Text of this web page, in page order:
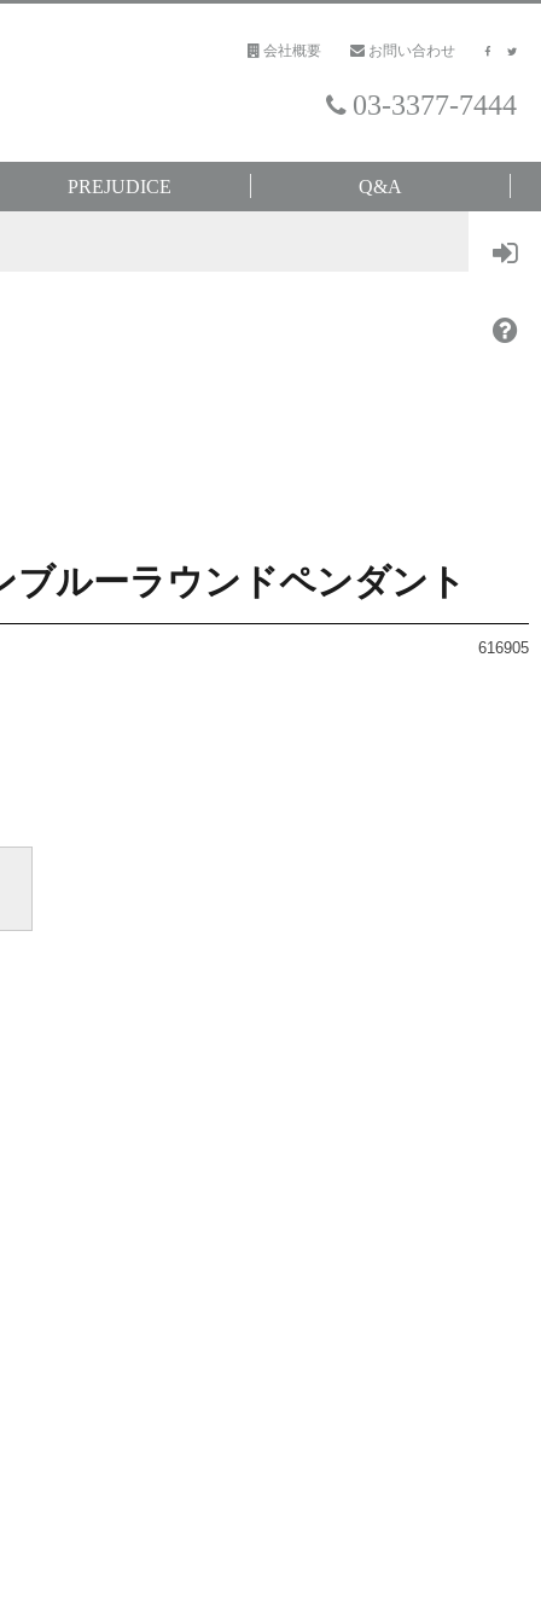
会社概要 お問い合わせ
03-3377-7444
PREJUDICE Q&A
ブルーラウンドペンダント
616905